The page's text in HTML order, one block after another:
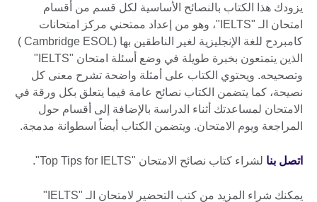
يزودك هذا الكتاب بالنصائح الأساسية لكل قسم من أقسام
امتحان الـ "IELTS"، وهو من إعداد ممتحني مركز امتحانات
كامبردح للغة الإنجليزية لغير الناطقين بها (Cambridge ESOL )
الذين يتمتعون بخبرة طويلة في وضع أسئلة امتحان "IELTS"
وتصحيحه. ويحتوي الكتاب على أمثلة واضحة تشرح معنى كل
نصيحة، كما يتضمن الكتاب نصائح عامة فيما يتعلق بكل ورقة في
الامتحان لمساعدتك أثناء الدراسة بالإضافة إلى أقسام حول
المراجعة ويوم الامتحان. ويتضمن الكتاب أيضاً اسطوانة مدمجة.
اتصل بنا لشراء كتاب نصائح الامتحان "Top Tips for IELTS".
يمكنك شراء المزيد من كتب التحضير لامتحان الـ "IELTS"